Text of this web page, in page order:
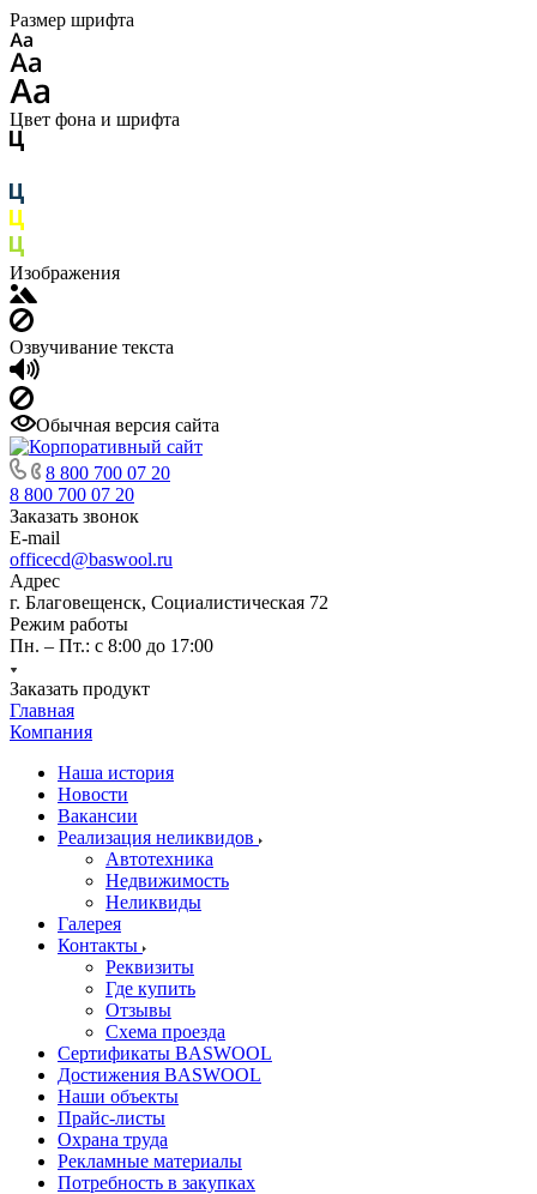
Размер шрифта
Цвет фона и шрифта
Изображения
Озвучивание текста
Обычная версия сайта
8 800 700 07 20
8 800 700 07 20
Заказать звонок
E-mail
officecd@baswool.ru
Адрес
г. Благовещенск, Социалистическая 72
Режим работы
Пн. – Пт.: с 8:00 до 17:00
Заказать продукт
Главная
Компания
Наша история
Новости
Вакансии
Реализация неликвидов
Автотехника
Недвижимость
Неликвиды
Галерея
Контакты
Реквизиты
Где купить
Отзывы
Схема проезда
Сертификаты BASWOOL
Достижения BASWOOL
Наши объекты
Прайс-листы
Охрана труда
Рекламные материалы
Потребность в закупках